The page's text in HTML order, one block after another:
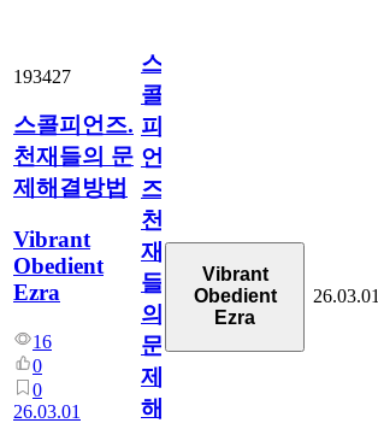
193427
스콜피언즈.
천재들의 문
제해결방법
Vibrant
Obedient
Ezra
16
0
0
26.03.01
스
콜
피
언
즈.
천
재
들
의
문
제
해
Vibrant
Obedient
Ezra
26.03.01